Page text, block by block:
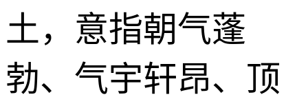
土，意指朝气蓬
勃、气宇轩昂、顶